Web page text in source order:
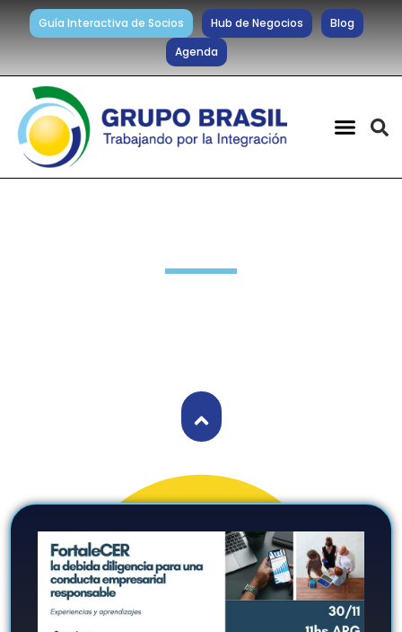
Guía Interactiva de Socios Hub de Negocios
Blog
Agenda